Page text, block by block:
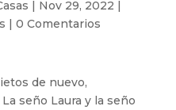
| Nov 29, 2022 |
| 0 Comentarios
de nuevo,
seño Laura y la seño